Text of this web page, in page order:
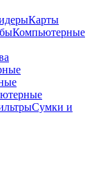
Карты
Компьютерные
Сумки и